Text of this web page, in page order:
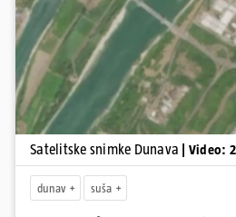
Pokretanje
Satelitske snimke Dunava | Video:
dunav suša